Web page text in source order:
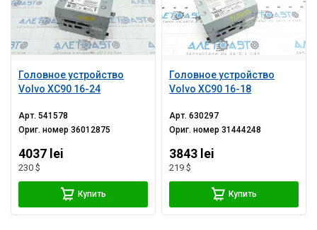
Головное устройство
Volvo XC90 16-24
Арт.541578
Ориг. номер36012875
4037 lei
230 $
Купить
Головное устройство
Volvo XC90 16-18
Арт.630297
Ориг. номер31444248
3843 lei
219 $
Купить